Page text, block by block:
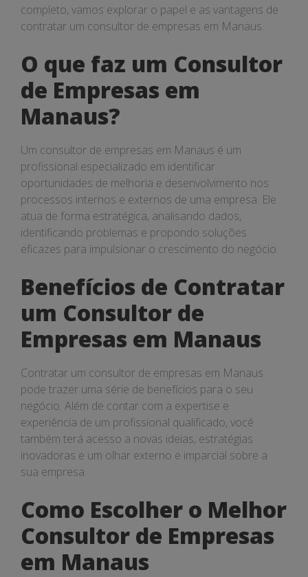
completo, vamos explorar o papel e as vantagens de
contratar um consultor de empresas em Manaus.
O que faz um Consultor
de Empresas em
Manaus?
Um consultor de empresas em Manaus é um
profissional especializado em identificar
oportunidades de melhoria e desenvolvimento nos
processos internos e externos de uma empresa. Ele
atua de forma estratégica, analisando dados,
identificando problemas e propondo soluções
eficazes para impulsionar o crescimento do negócio.
Benefícios de Contratar
um Consultor de
Empresas em Manaus
Contratar um consultor de empresas em Manaus
pode trazer uma série de benefícios para o seu
negócio. Além de contar com a expertise e
experiência de um profissional qualificado, você
também terá acesso a novas ideias, estratégias
inovadoras e um olhar externo e imparcial sobre a
sua empresa.
Como Escolher o Melhor
Consultor de Empresas
em Manaus